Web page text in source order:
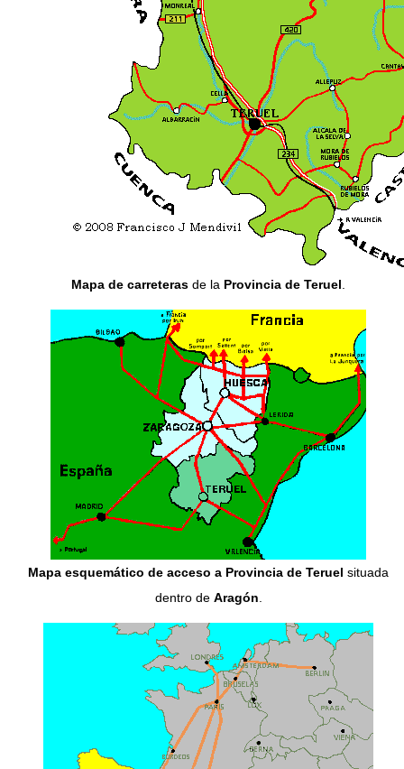
Mapa de carreteras de la Provincia de Teruel
Mapa esquemático de acceso a Provincia de Teruel situada
dentro de Aragón